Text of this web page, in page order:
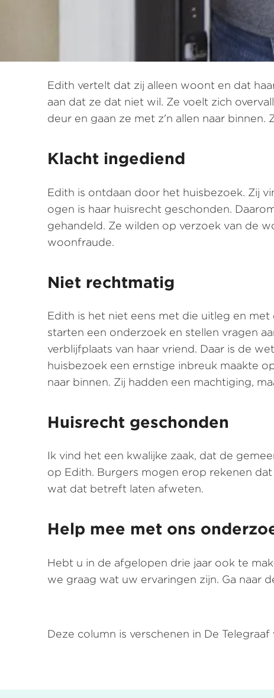
Edith vertelt dat zij alleen woont en dat
aan dat ze dat niet wil. Ze voelt zich
deur en gaan ze met z'n allen naar
Klacht ingediend
Edith is ontdaan door het huisbezoek. Zij
ogen is haar huisrecht geschonden.
gehandeld. Ze wilden op verzoek van de
woonfraude.
Niet rechtmatig
Edith is het niet eens met die uitleg en
starten een onderzoek en stellen vragen
verblijfplaats van haar vriend. Daar is de
huisbezoek een ernstige inbreuk maakte
naar binnen. Zij hadden een machtiging,
Huisrecht geschonden
Ik vind het een kwalijke zaak, dat de
op Edith. Burgers mogen erop rekenen
wat dat betreft laten afweten.
Help mee met ons
Hebt u in de afgelopen drie jaar ook te
we graag wat uw ervaringen zijn. Ga naar
Deze column is verschenen in De